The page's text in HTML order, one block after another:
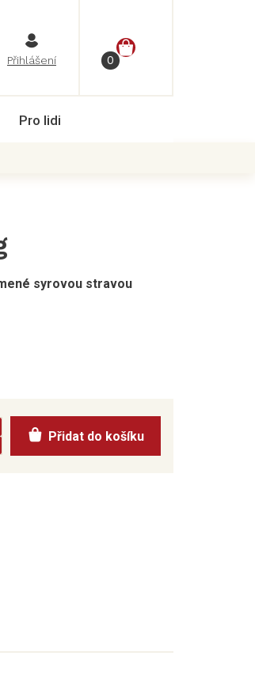
NÁKUPNÍ
Pro lidi
syrovou stravou
Přidat do košíku